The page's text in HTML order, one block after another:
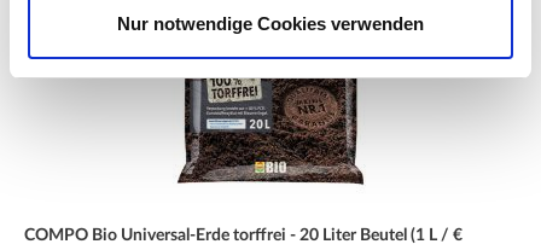
Nur notwendige Cookies verwenden
COMPO Bio Universal-Erde torffrei - 20 Liter Beutel (1 L / €